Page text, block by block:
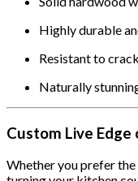
Highly durable
Resistant to
Naturally
Custom Live
Whether you prefer